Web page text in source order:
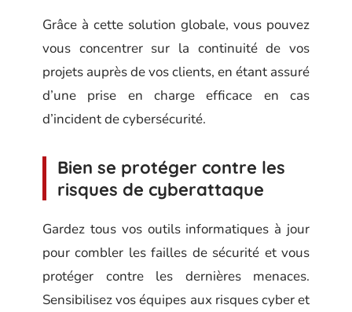
Grâce à cette solution globale, vous pouvez
vous concentrer sur la continuité de vos
projets auprès de vos clients, en étant assuré
d’une prise en charge efficace en cas
d’incident de cybersécurité.
Bien se protéger contre les
risques de cyberattaque
Gardez tous vos outils informatiques à jour
pour combler les failles de sécurité et vous
protéger contre les dernières menaces.
Sensibilisez vos équipes aux risques cyber et